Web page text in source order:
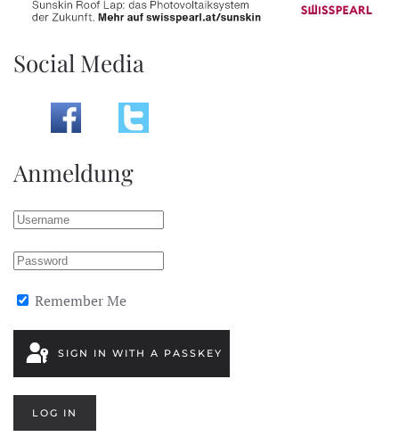
Social Media
Anmeldung
Remember Me
SIGN IN WITH A PASSKEY
LOG IN